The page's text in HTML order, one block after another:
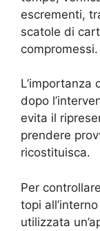
escrementi,
scatole di
compromessi.
L’importanza
dopo
evita il
prendere
ricostituisca.
Per
topi
utilizzata